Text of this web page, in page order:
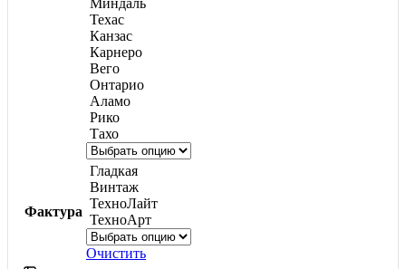
Миндаль
Техас
Канзас
Карнеро
Вего
Онтарио
Аламо
Рико
Тахо
Фактура
Гладкая
Винтаж
ТехноЛайт
ТехноАрт
Очистить